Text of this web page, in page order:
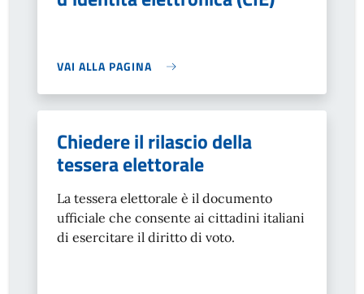
VAI ALLA PAGINA
Chiedere il rilascio della
tessera elettorale
La tessera elettorale è il documento
ufficiale che consente ai cittadini italiani
di esercitare il diritto di voto.